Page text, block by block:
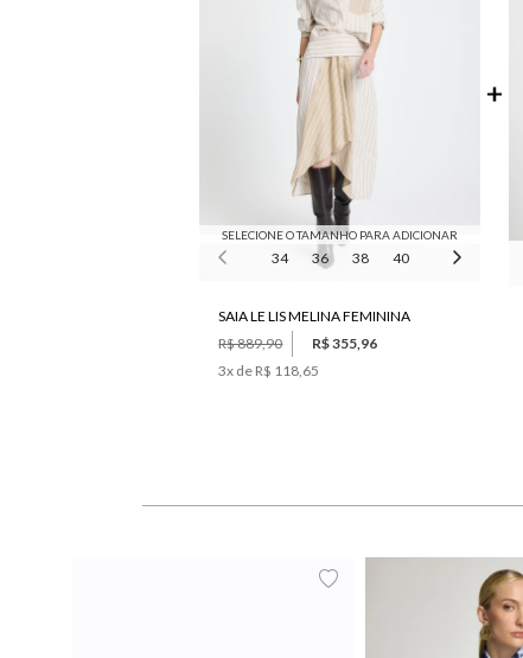
SELECIONE O TAMANHO PARA ADICIONAR
34 36 38 40
SAIA LE LIS MELINA FEMININA
R$ 889,90
R$ 355,96
3x de R$ 118,65